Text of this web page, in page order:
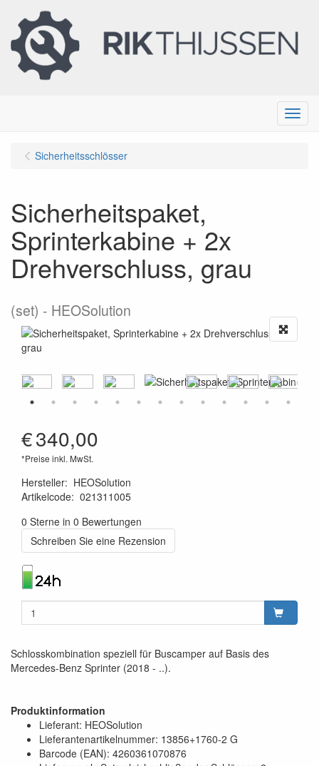
Menu
Sicherheitsschlösser
Sicherheitspaket,
Sprinterkabine + 2x
Drehverschluss, grau
(set) HEOSolution
€340,00
*Preise inkl. MwSt.
Hersteller: HEOSolution
Artikelcode: 021311005
0 Sterne in 0 Bewertungen
Schreiben Sie eine Rezension
Schlosskombination speziell für Buscamper auf Basis des
Mercedes-Benz Sprinter (2018 - ..).
Produktinformation
Lieferant: HEOSolution
Lieferantenartikelnummer: 13856+1760-2 G
Barcode (EAN): 4260361070876